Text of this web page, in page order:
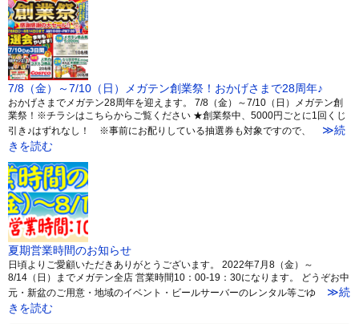
7/8（金）～7/10（日）メガテン創業祭！おかげさまで28周年♪
おかげさまでメガテン28周年を迎えます。 7/8（金）～7/10（日）メガテン創
業祭！※チラシはこちらからご覧ください ★創業祭中、5000円ごとに1回くじ
引き♪はずれなし！ ※事前にお配りしている抽選券も対象ですので、
≫続
きを読む
夏期営業時間のお知らせ
日頃よりご愛顧いただきありがとうございます。 2022年7月8（金）～
8/14（日）までメガテン全店 営業時間10：00-19：30になります。 どうぞお中
元・新盆のご用意・地域のイベント・ビールサーバーのレンタル等ごゆ
≫続
きを読む